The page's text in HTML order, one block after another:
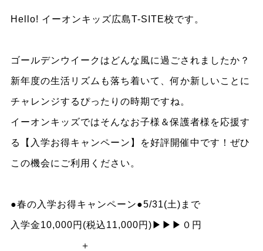
Hello! イーオンキッズ広島T-SITE校です。
ゴールデンウイークはどんな風に過ごされましたか？
新年度の生活リズムも落ち着いて、何か新しいことに
チャレンジするぴったりの時期ですね。
イーオンキッズではそんなお子様＆保護者様を応援す
る【入学お得キャンペーン】を好評開催中です！ぜひ
この機会にご利用ください。
●春の入学お得キャンペーン●5/31(土)まで
入学金10,000円(税込11,000円)▶▶▶０円
＋